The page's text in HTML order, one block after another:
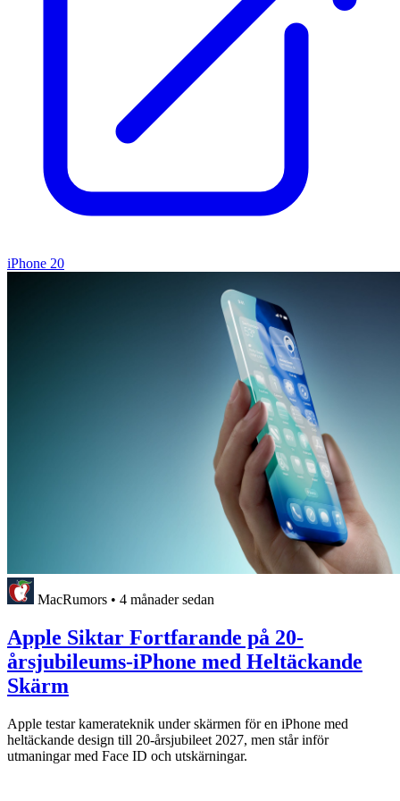
iPhone 20
MacRumors • 4 månader sedan
Apple Siktar Fortfarande på 20-
årsjubileums-iPhone med Heltäckande
Skärm
Apple testar kamerateknik under skärmen för en iPhone med
heltäckande design till 20-årsjubileet 2027, men står inför
utmaningar med Face ID och utskärningar.